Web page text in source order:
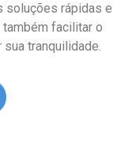
soluções rápidas e
facilitar o
tranquilidade.